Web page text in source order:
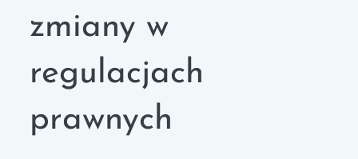
zmiany w
regulacjach
prawnych